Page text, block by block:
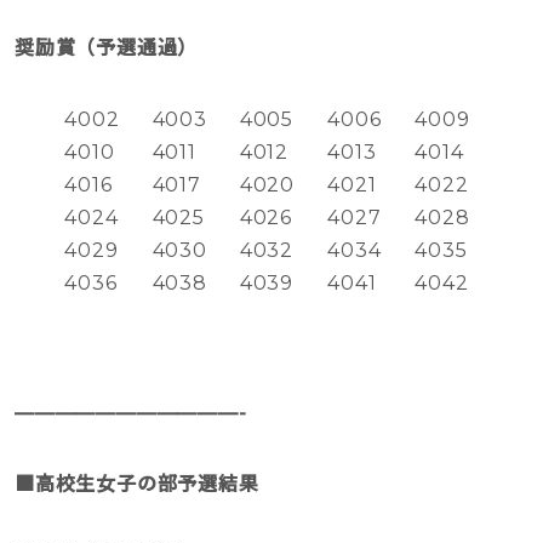
奨励賞（予選通過）
4002 4003 4005 4006
4009
4010
4011 4012 4013
4014
4016
4017 4020 4021
4022
4024
4025 4026 4027
4028
4029
4030 4032 4034
4035
4036
4038 4039 4041 4042
———————————-
■高校生女子の部予選結果